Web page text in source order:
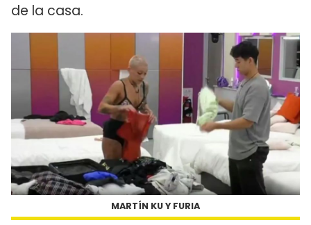
de la casa.
MARTÍN KU Y FURIA